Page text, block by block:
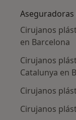
Cirujanos
en Barcelona
Cirujanos
Catalunya en
Cirujanos
Cirujanos